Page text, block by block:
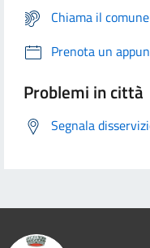
Chiama il
Prenota un
Problemi in città
Segnala